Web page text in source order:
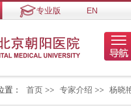
专业版 EN
置： 首页 >> 专家介绍 >> 杨晓